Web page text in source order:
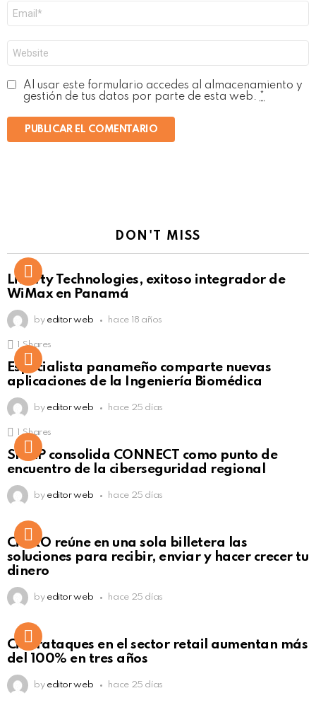
electrónico
*
Al usar este formulario accedes al almacenamiento y
gestión de tus datos por parte de esta web.
DON'T MISS
Liberty Technologies, exitoso integrador de
WiMax en Panamá
by editor web hace 18 años
Click to view this post
Shares
Especialista panameño comparte nuevas
aplicaciones de la Ingeniería Biomédica
by editor web hace 25 días
Click to view this post
Shares
SISAP consolida CONNECT como punto de
encuentro de la ciberseguridad regional
by editor web hace 25 días
Not Safe For Work
Click to view this post
CiNKO reúne en una sola billetera las
soluciones para recibir, enviar y hacer crecer tu
dinero
by editor web hace 25 días
Ciberataques en el sector retail aumentan más
del 100% en tres años
by editor web hace 25 días